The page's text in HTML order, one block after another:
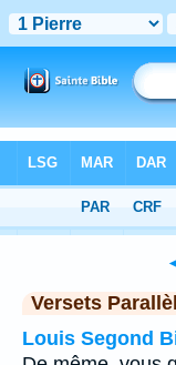
Chapitre 5> Verset 5
Versets
Louis Segond